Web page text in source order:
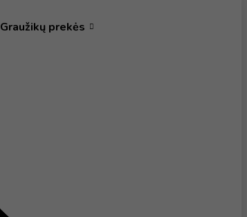
Graužikų prekės